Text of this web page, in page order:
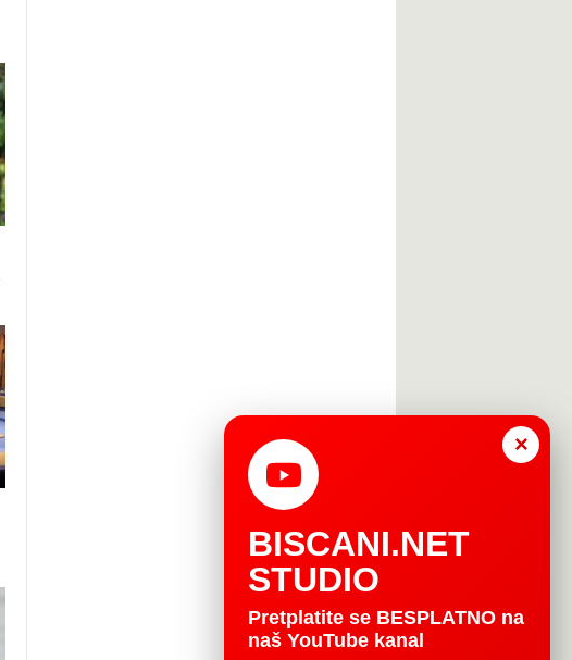
×
BISCANI.NET
STUDIO
Pretplatite se BESPLATNO na
naš YouTube kanal